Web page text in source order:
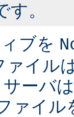
。
ブを
ァイル
ーバ
ァイル